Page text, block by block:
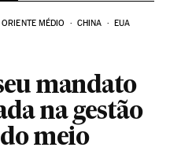
ORIENTE MÉDIO CHINA EUA
mandato
na gestão
meio